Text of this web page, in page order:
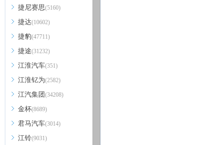
捷尼赛思(5160)
捷达(10602)
捷豹(47711)
捷途(31232)
江淮汽车(351)
江淮钇为(2582)
江汽集团 (34208)
金杯(8689)
君马汽车(3014)
江铃(9031)